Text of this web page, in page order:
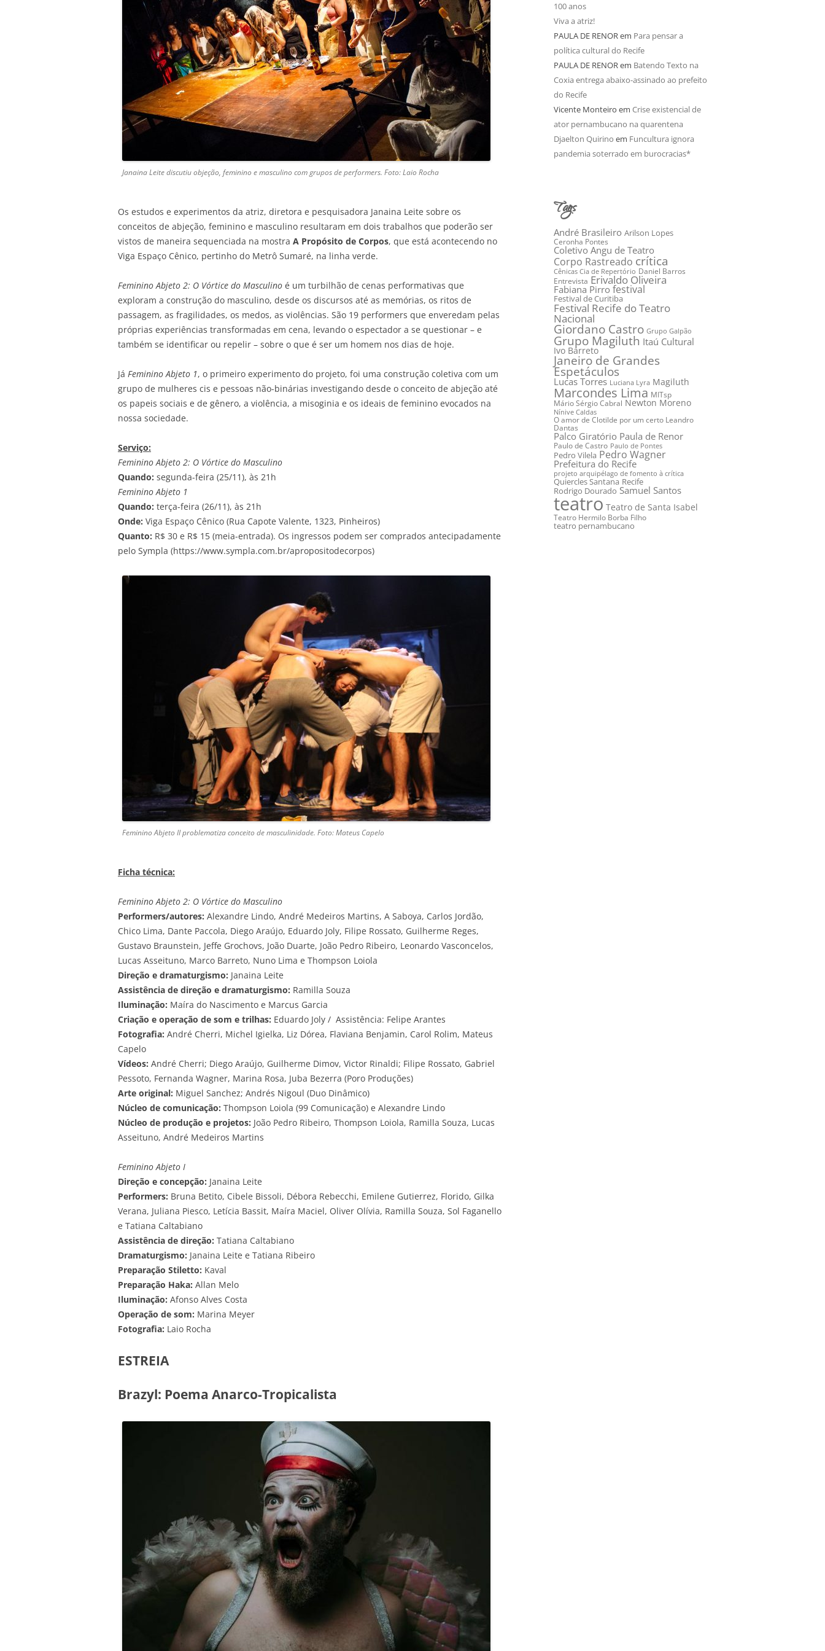
Janaina Leite discutiu objeção, feminino e masculino com grupos de performers. Foto: Laio Rocha
Os estudos e experimentos da atriz, diretora e pesquisadora Janaina Leite sobre os
conceitos de abjeção, feminino e masculino resultaram em dois trabalhos que poderão ser
vistos de maneira sequenciada na mostra A Propósito de Corpos, que está acontecendo no
Viga Espaço Cênico, pertinho do Metrô Sumaré, na linha verde.
Feminino Abjeto 2: O Vórtice do Masculino é um turbilhão de cenas performativas que
exploram a construção do masculino, desde os discursos até as memórias, os ritos de
passagem, as fragilidades, os medos, as violências. São 19 performers que enveredam pelas
próprias experiências transformadas em cena, levando o espectador a se questionar – e
também se identificar ou repelir – sobre o que é ser um homem nos dias de hoje.
Já Feminino Abjeto 1, o primeiro experimento do projeto, foi uma construção coletiva com um
grupo de mulheres cis e pessoas não-binárias investigando desde o conceito de abjeção até
os papeis sociais e de gênero, a violência, a misoginia e os ideais de feminino evocados na
nossa sociedade.
Serviço:
Feminino Abjeto 2: O Vórtice do Masculino
Quando: segunda-feira (25/11), às 21h
Feminino Abjeto 1
Quando: terça-feira (26/11), às 21h
Onde: Viga Espaço Cênico (Rua Capote Valente, 1323, Pinheiros)
Quanto: R$ 30 e R$ 15 (meia-entrada). Os ingressos podem ser comprados antecipadamente
pelo Sympla (https://www.sympla.com.br/apropositodecorpos)
Feminino Abjeto II problematiza conceito de masculinidade. Foto: Mateus Capelo
Ficha técnica:
Feminino Abjeto 2: O Vórtice do Masculino
Performers/autores: Alexandre Lindo, André Medeiros Martins, A Saboya, Carlos Jordão,
Chico Lima, Dante Paccola, Diego Araújo, Eduardo Joly, Filipe Rossato, Guilherme Reges,
Gustavo Braunstein, Jeffe Grochovs, João Duarte, João Pedro Ribeiro, Leonardo Vasconcelos,
Lucas Asseituno, Marco Barreto, Nuno Lima e Thompson Loiola
Direção e dramaturgismo: Janaina Leite
Assistência de direção e dramaturgismo: Ramilla Souza
Iluminação: Maíra do Nascimento e Marcus Garcia
Criação e operação de som e trilhas: Eduardo Joly / Assistência: Felipe Arantes
Fotografia: André Cherri, Michel Igielka, Liz Dórea, Flaviana Benjamin, Carol Rolim, Mateus
Capelo
Vídeos: André Cherri; Diego Araújo, Guilherme Dimov, Victor Rinaldi; Filipe Rossato, Gabriel
Pessoto, Fernanda Wagner, Marina Rosa, Juba Bezerra (Poro Produções)
Arte original: Miguel Sanchez; Andrés Nigoul (Duo Dinâmico)
Núcleo de comunicação: Thompson Loiola (99 Comunicação) e Alexandre Lindo
Núcleo de produção e projetos: João Pedro Ribeiro, Thompson Loiola, Ramilla Souza, Lucas
Asseituno, André Medeiros Martins
Feminino Abjeto I
Direção e concepção: Janaina Leite
Performers: Bruna Betito, Cibele Bissoli, Débora Rebecchi, Emilene Gutierrez, Florido, Gilka
Verana, Juliana Piesco, Letícia Bassit, Maíra Maciel, Oliver Olívia, Ramilla Souza, Sol Faganello
e Tatiana Caltabiano
Assistência de direção: Tatiana Caltabiano
Dramaturgismo: Janaina Leite e Tatiana Ribeiro
Preparação Stiletto: Kaval
Preparação Haka: Allan Melo
Iluminação: Afonso Alves Costa
Operação de som: Marina Meyer
Fotografia: Laio Rocha
ESTREIA
Brazyl: Poema Anarco-Tropicalista
100 anos
Viva a atriz!
PAULA DE RENORem Para pensar a
política cultural do Recife
PAULA DE RENORem Batendo Texto na
Coxia entrega abaixo-assinado ao prefeito
do Recife
Vicente Monteiro em Crise existencial de
ator pernambucano na quarentena
Djaelton Quirino em Funcultura ignora
pandemia soterrado em burocracias*
Tags
André Brasileiro Arilson Lopes
Ceronha Pontes
Coletivo Angu de Teatro
Corpo Rastreado crítica
Cênicas Cia de Repertório Daniel Barros
Entrevista Erivaldo Oliveira
Fabiana Pirro festival
Festival de Curitiba
Festival Recife do Teatro
Nacional
Giordano Castro Grupo Galpão
Grupo Magiluth Itaú Cultural
Ivo Barreto
Janeiro de Grandes
Espetáculos
Lucas Torres Luciana Lyra Magiluth
Marcondes Lima MITsp
Mário Sérgio Cabral Newton Moreno
Nínive Caldas
O amor de Clotilde por um certo Leandro
Dantas
Palco Giratório Paula de Renor
Paulo de Castro Paulo de Pontes
Pedro Vilela Pedro Wagner
Prefeitura do Recife
projeto arquipélago de fomento à crítica
Quiercles Santana Recife
Rodrigo Dourado Samuel Santos
teatro Teatro de Santa Isabel
Teatro Hermilo Borba Filho
teatro pernambucano